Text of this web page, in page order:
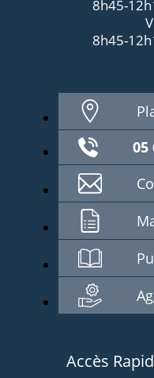
8h45-
8h45-
05
Accès